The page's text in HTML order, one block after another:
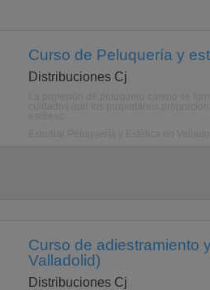
Curso de Peluquería y
Distribuciones Cj
Curso de adiestramiento
Valladolid)
Distribuciones Cj